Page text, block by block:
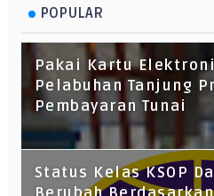
POPULAR
Pakai Kartu
Pelabuhan Tanjung
Pembayaran Tunai
Status Kelas KSOP